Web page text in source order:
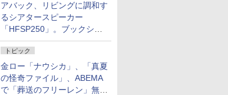
アバック、リビングに調和す
るシアタースピーカー
「HFSP250」。ブックシェ
ルフはペア3万円以下
トピック
金ロー「ナウシカ」、「真夏
の怪奇ファイル」、ABEMA
で「葬送のフリーレン」無料